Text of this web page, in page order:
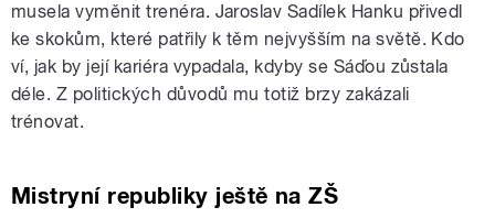
musela vyměnit trenéra. Jaroslav Sadílek Hanku přivedl
ke skokům, které patřily k těm nejvyšším na světě. Kdo
ví, jak by její kariéra vypadala, kdyby se Sáďou zůstala
déle. Z politických důvodů mu totiž brzy zakázali
trénovat.
Mistryní republiky ještě na ZŠ